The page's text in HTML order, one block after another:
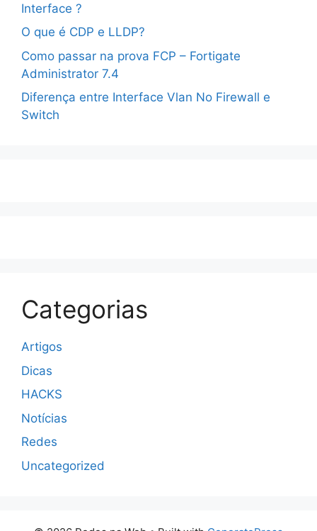
Interface ?
O que é CDP e LLDP?
Como passar na prova FCP – Fortigate
Administrator 7.4
Diferença entre Interface Vlan No Firewall e
Switch
Categorias
Artigos
Dicas
HACKS
Notícias
Redes
Uncategorized